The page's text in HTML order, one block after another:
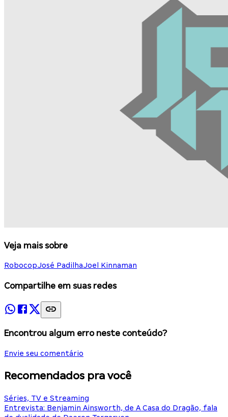
Veja mais sobre
RobocopJosé PadilhaJoel Kinnaman
Compartilhe em suas redes
Encontrou algum erro neste conteúdo?
Envie seu comentário
Recomendados pra você
Séries, TV e Streaming
Entrevista: Benjamin Ainsworth, de A Casa do Dragão, fala